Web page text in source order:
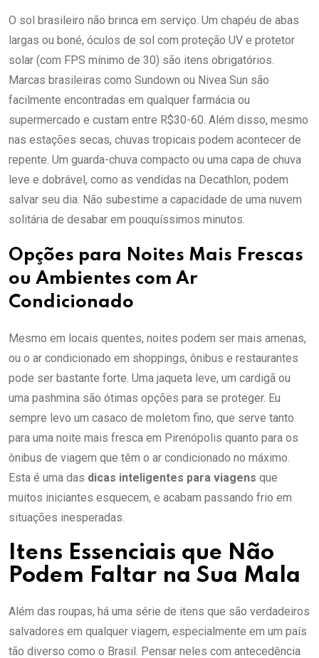
O sol brasileiro não brinca em serviço. Um chapéu de abas
largas ou boné, óculos de sol com proteção UV e protetor
solar (com FPS mínimo de 30) são itens obrigatórios.
Marcas brasileiras como Sundown ou Nivea Sun são
facilmente encontradas em qualquer farmácia ou
supermercado e custam entre R$30-60. Além disso, mesmo
nas estações secas, chuvas tropicais podem acontecer de
repente. Um guarda-chuva compacto ou uma capa de chuva
leve e dobrável, como as vendidas na Decathlon, podem
salvar seu dia. Não subestime a capacidade de uma nuvem
solitária de desabar em pouquíssimos minutos.
Opções para Noites Mais Frescas
ou Ambientes com Ar
Condicionado
Mesmo em locais quentes, noites podem ser mais amenas,
ou o ar condicionado em shoppings, ônibus e restaurantes
pode ser bastante forte. Uma jaqueta leve, um cardigã ou
uma pashmina são ótimas opções para se proteger. Eu
sempre levo um casaco de moletom fino, que serve tanto
para uma noite mais fresca em Pirenópolis quanto para os
ônibus de viagem que têm o ar condicionado no máximo.
Esta é uma das dicas inteligentes para viagens que
muitos iniciantes esquecem, e acabam passando frio em
situações inesperadas.
Itens Essenciais que Não
Podem Faltar na Sua Mala
Além das roupas, há uma série de itens que são verdadeiros
salvadores em qualquer viagem, especialmente em um país
tão diverso como o Brasil. Pensar neles com antecedência